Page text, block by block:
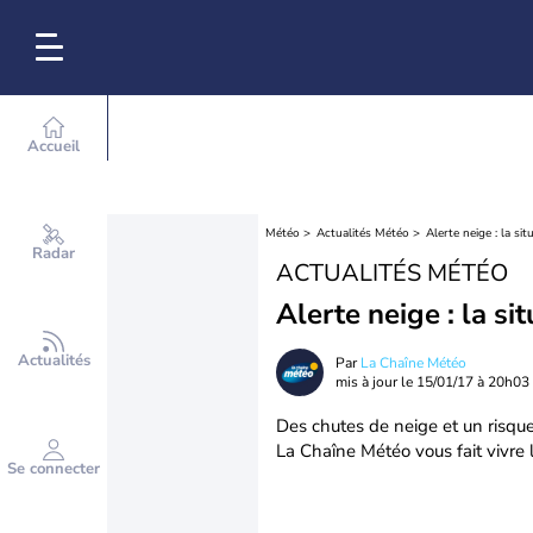
Accueil
Radar
Actualités
Se connecter
Météo Actualités Météo Alerte neige : la
ACTUALITÉS MÉTÉO
Alerte neige : la
ParLa Chaîne Météo
mis à jour le 15/01/17 à 20h03
Des chutes de neige et un
La Chaîne Météo vous fait vivre